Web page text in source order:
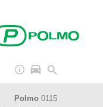
Polmo 0115